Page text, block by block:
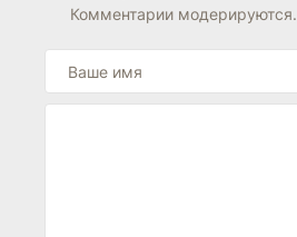
Комментарии модерируются.